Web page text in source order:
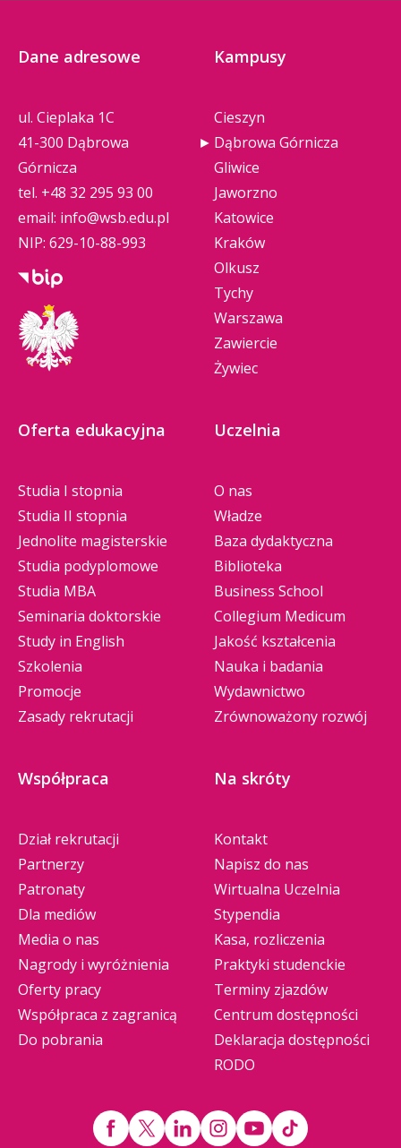
Dane adresowe
ul. Cieplaka 1C
41-300 Dąbrowa
Górnicza
tel. +48 32 295 93 00
email: info@wsb.edu.pl
NIP: 629-10-88-993
Kampusy
Cieszyn
Dąbrowa Górnicza
Gliwice
Jaworzno
Katowice
Kraków
Olkusz
Tychy
Warszawa
Zawiercie
Żywiec
Oferta edukacyjna
Studia I stopnia
Studia II stopnia
Jednolite magisterskie
Studia podyplomowe
Studia MBA
Seminaria doktorskie
Study in English
Szkolenia
Promocje
Zasady rekrutacji
Uczelnia
O nas
Władze
Baza dydaktyczna
Biblioteka
Business School
Collegium Medicum
Jakość kształcenia
Nauka i badania
Wydawnictwo
Zrównoważony rozwój
Współpraca
Dział rekrutacji
Partnerzy
Patronaty
Dla mediów
Media o nas
Nagrody i wyróżnienia
Oferty pracy
Współpraca z zagranicą
Do pobrania
Na skróty
Kontakt
Napisz do nas
Wirtualna Uczelnia
Stypendia
Kasa, rozliczenia
Praktyki studenckie
Terminy zjazdów
Centrum dostępności
Deklaracja dostępności
RODO